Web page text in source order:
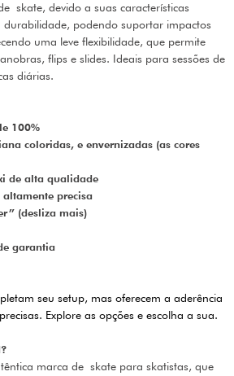
skate, devido a suas características
podendo suportar impactos
uma leve flexibilidade, que permite
flips e slides. Ideais para sessões de
diárias.
100%
coloridas, e envernizadas (as cores
de alta qualidade
precisa
(desliza mais)
garantia
seu setup, mas oferecem a aderência
Explore as opções e escolha a sua.
marca de skate para skatistas, que